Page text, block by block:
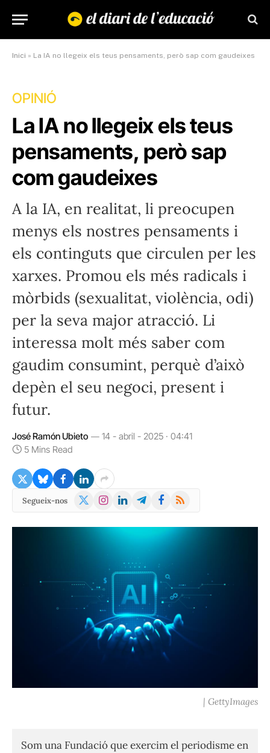
Inici » La IA no llegeix els teus pensaments, però sap com gaudeixes
OPINIÓ
La IA no llegeix els teus
pensaments, però sap
com gaudeixes
A la IA, en realitat, li preocupen
menys els nostres pensaments i
els continguts que circulen per les
xarxes. Promou els més radicals i
mòrbids (sexualitat, violència, odi)
per la seva major atracció. Li
interessa molt més saber com
gaudim consumint, perquè d’això
depèn el seu negoci, present i
futur.
José Ramón Ubieto
14 - abril - 2025 · 04:41
5 Mins Read
Segueix-nos
X
Instagram
LinkedInTelegramFacebook
RSS
| GettyImages
Som una Fundació que exercim el periodisme en